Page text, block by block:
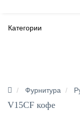
Категории
Фурнитура
V15CF кофе